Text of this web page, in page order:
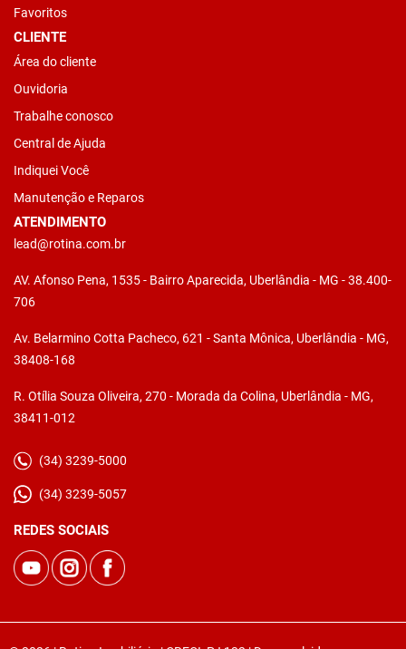
Favoritos
CLIENTE
Área do cliente
Ouvidoria
Trabalhe conosco
Central de Ajuda
Indiquei Você
Manutenção e Reparos
ATENDIMENTO
lead@rotina.com.br
AV. Afonso Pena, 1535 - Bairro Aparecida, Uberlândia - MG - 38.400-
706
Av. Belarmino Cotta Pacheco, 621 - Santa Mônica, Uberlândia - MG,
38408-168
R. Otília Souza Oliveira, 270 - Morada da Colina, Uberlândia - MG,
38411-012
(34) 3239-5000
(34) 3239-5057
REDES SOCIAIS